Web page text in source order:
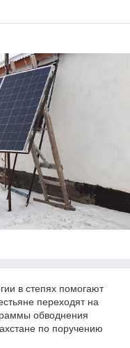
в степях помогают
переходят на
обводнения
по поручению